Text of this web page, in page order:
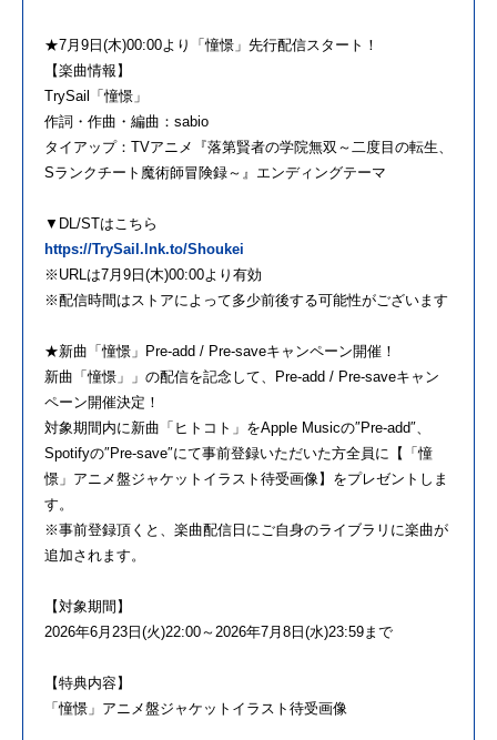
★7月9日(木)00:00より「憧憬」先行配信スタート！
【楽曲情報】
TrySail「憧憬」
作詞・作曲・編曲：sabio
タイアップ：TVアニメ『落第賢者の学院無双～二度目の転生、
Sランクチート魔術師冒険録～』エンディングテーマ
▼DL/STはこちら
https://TrySail.lnk.to/Shoukei
※URLは7月9日(木)00:00より有効
※配信時間はストアによって多少前後する可能性がございます
★新曲「憧憬」Pre-add / Pre-saveキャンペーン開催！
新曲「憧憬」」の配信を記念して、Pre-add / Pre-saveキャン
ペーン開催決定！
対象期間内に新曲「ヒトコト」をApple Musicの″Pre-add″、
Spotifyの″Pre-save″にて事前登録いただいた方全員に【「憧
憬」アニメ盤ジャケットイラスト待受画像】をプレゼントしま
す。
※事前登録頂くと、楽曲配信日にご自身のライブラリに楽曲が
追加されます。
【対象期間】
2026年6月23日(火)22:00～2026年7月8日(水)23:59まで
【特典内容】
「憧憬」アニメ盤ジャケットイラスト待受画像